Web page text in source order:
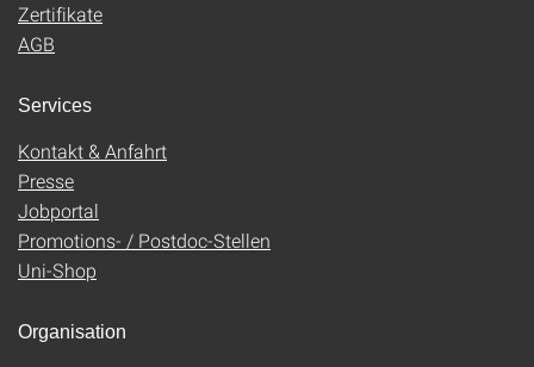
Zertifikate
AGB
Services
Kontakt & Anfahrt
Presse
Jobportal
Promotions- / Postdoc-Stellen
Uni-Shop
Organisation